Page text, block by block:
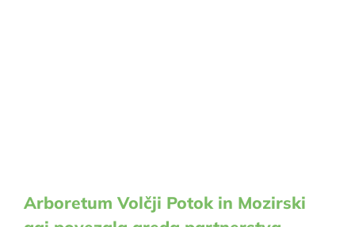
Arboretum Volčji Potok in Mozirski